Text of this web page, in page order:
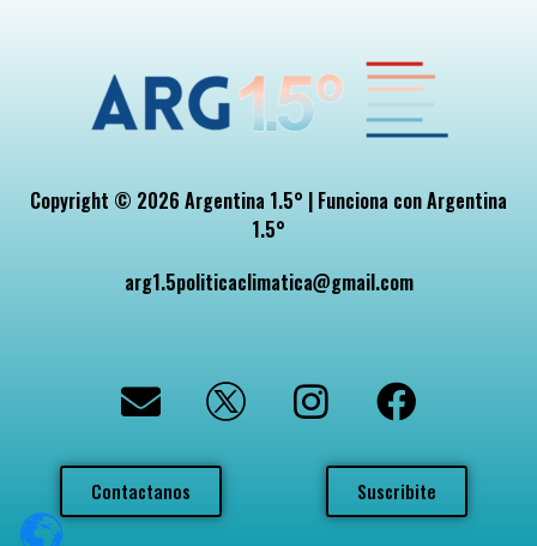
Copyright © 2026 Argentina 1.5° | Funciona con Argentina
1.5°
arg1.5politicaclimatica@gmail.com
Contactanos Suscribite